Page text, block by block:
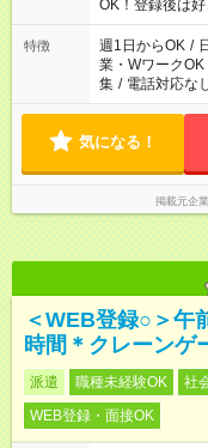
OK！登録後は好
特徴 週1日からOK /
業・WワークOK
集 / 電話対応な
気になる！
掲載元企
＜WEB登録○＞午
時間＊クレーンゲ
派遣 職種未経験OK 社
WEB登録・面接OK